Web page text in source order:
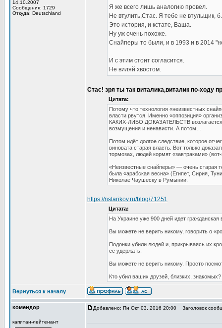
14.10.2007
Сообщения: 1729
Откуда: Deutschland
Я же всего лишь аналогию провел.
Не втулить,Стас. Я тебе не втульщик,
Это история, и кстате, Ваша.
Ну уж очень похоже.
Снайперы то были, и в 1993 и в 2014
И с этим стоит согласится.
Не виляй хвостом.
Стас! зря ты так виталика,виталик по-ходу
Цитата:
Потому что технология «неизвестных
власти рвутся. Именно «оппозиция»
КАКИХ-ЛИБО ДОКАЗАТЕЛЬСТВ возлагается
возмущения и ненависти. А потом…
Потом идёт долгое следствие, которое
виновата старая власть. Вот только
тормозах, людей кормят «завтраками»
«Неизвестные снайперы» — очень старая
была «арабская весна» (Египет, Сирия,
Николае Чаушеску в Румынии.
https://nstarikov.ru/blog/71251
Цитата:
На Украине уже 900 дней идет гражданская
Вы можете не верить никому, говорить о
Подонки убили людей и, прикрываясь их
её удержать.
Вы можете не верить никому. Просто
Кто убил ваших друзей, близких, знакомых?
Вернуться к началу
комендор
капитан-лейтенант
Добавлено: Пн Окт 03, 2016 20:00 Заголовок